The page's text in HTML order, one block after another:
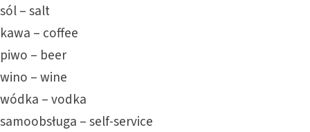
sól – salt
kawa – coffee
piwo – beer
wino – wine
wódka – vodka
samoobsługa – self-service